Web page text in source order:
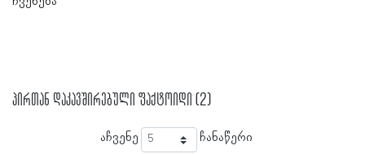
პირთან დაკავშირებული ფაქტოიდი (2)
აჩვენე ჩანაწერი